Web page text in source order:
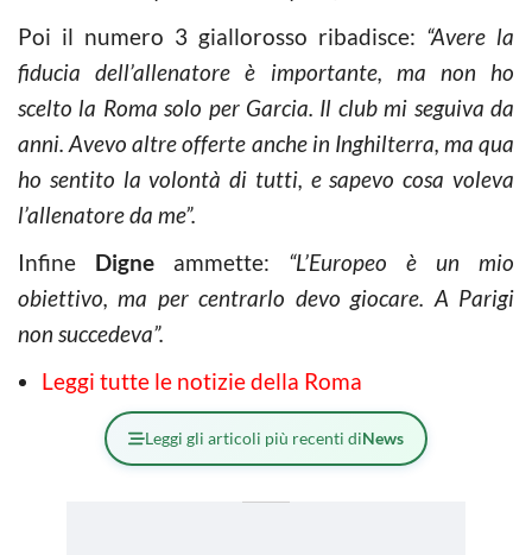
Poi il numero 3 giallorosso ribadisce: “Avere la
fiducia dell’allenatore è importante, ma non ho
scelto la Roma solo per Garcia. Il club mi seguiva da
anni. Avevo altre offerte anche in Inghilterra, ma qua
ho sentito la volontà di tutti, e sapevo cosa voleva
l’allenatore da me”.
Infine Digne ammette: “L’Europeo è un mio
obiettivo, ma per centrarlo devo giocare. A Parigi
non succedeva”.
Leggi tutte le notizie della Roma
Leggi gli articoli più recenti diNews